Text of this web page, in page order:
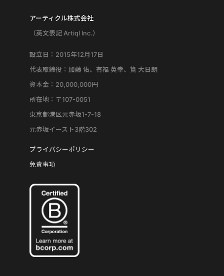
アーティクル株式会社
（英文表記 Artiql Inc.）
設立日：2015年12月17日
代表取締役：加藤 佑、有福 英幸、筧 大日朗
資本金：20,000,000円
所在地：〒107-0051
東京都港区元赤坂1-7-18
元赤坂イースト3階302
プライバシーポリシー
免責事項